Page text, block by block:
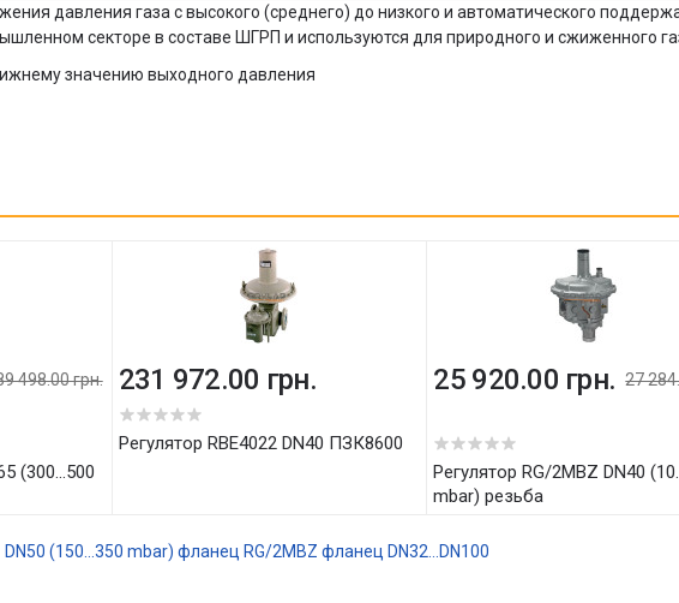
давления газа с высокого (среднего) до низкого и автоматического
секторе в составе ШГРП и используются для природного и сжиженного
значению выходного давления
498.00 грн. 231 972.00 грн.
Регулятор RBE4022 DN40 ПЗК8600
25 920.00 грн. 27
Регулятор RG/2MBZ DN40 (10...180
mbar) резьба
DN50 (150...350 mbar) фланец RG/2MBZ фланец DN32...DN100